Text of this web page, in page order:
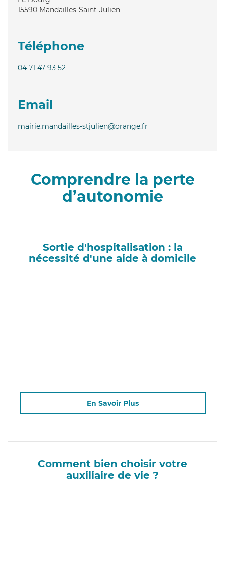
15590 Mandailles-Saint-Julien
Téléphone
04 71 47 93 52
Email
mairie.mandailles-stjulien@orange.fr
Comprendre la perte
d’autonomie
Sortie d'hospitalisation : la
nécessité d'une aide à domicile
En Savoir Plus
Comment bien choisir votre
auxiliaire de vie ?